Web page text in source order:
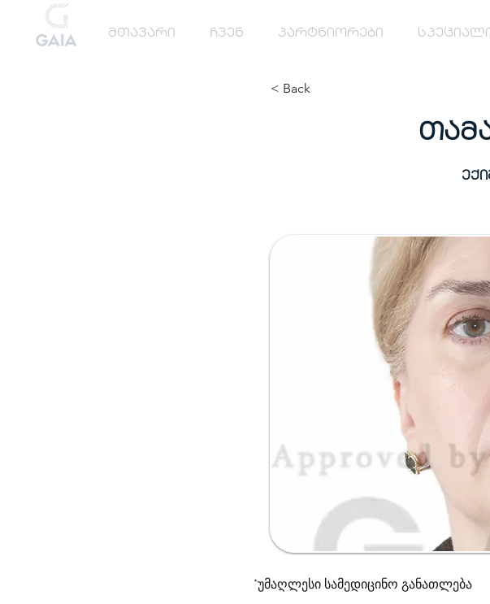
მთავარი ჩვენ პარტნიორები
< Back
*უმაღლესი სამედიცინო განათლება